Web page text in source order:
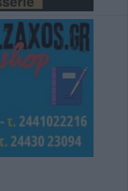
του
14
τον Λεωνίδα